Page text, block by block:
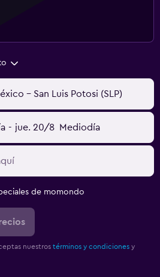
- San Luis Potosi (SLP)
- jue. 20/8 Mediodía
de momondo
nuestros términos y condiciones y